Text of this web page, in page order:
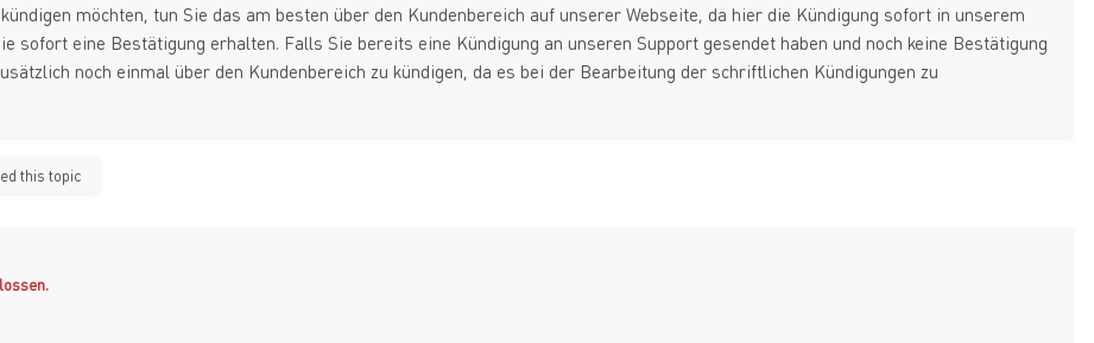
möchten, tun Sie das am besten über den Kundenbereich auf unserer Webseite, da hier die Kündigung sofort in unserem
sofort eine Bestätigung erhalten. Falls Sie bereits eine Kündigung an unseren Support gesendet haben und noch keine Bestätigung
noch einmal über den Kundenbereich zu kündigen, da es bei der Bearbeitung der schriftlichen Kündigungen zu
this topic